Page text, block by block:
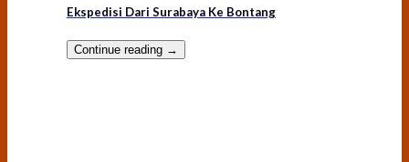
Ekspedisi Dari Surabaya Ke Bontang
Continue reading →